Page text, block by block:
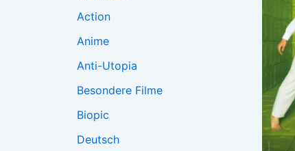
Action
Anime
Anti-Utopia
Besondere Filme
Biopic
Deutsch